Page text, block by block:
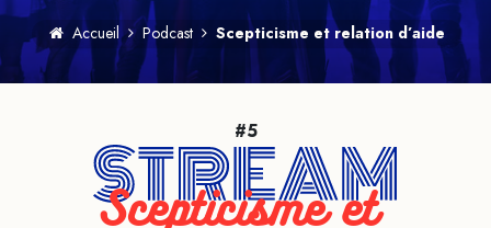
Accueil Podcast Scepticisme et relation d’aide
#5